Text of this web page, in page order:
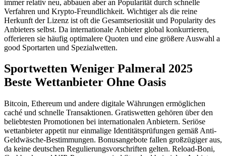
immer relativ neu, abbauen aber an Popularität durch schnelle
Verfahren und Krypto-Freundlichkeit. Wichtiger als die reine
Herkunft der Lizenz ist oft die Gesamtseriosität und Popularity des
Anbieters selbst. Da internationale Anbieter global konkurrieren,
offerieren sie häufig optimalere Quoten und eine größere Auswahl a
good Sportarten und Spezialwetten.
Sportwetten Weniger Palmeral 2025
Beste Wettanbieter Ohne Oasis
Bitcoin, Ethereum und andere digitale Währungen ermöglichen
caché und schnelle Transaktionen. Gratiswetten gehören über den
beliebtesten Promotionen bei internationalen Anbietern. Seriöse
wettanbieter appetit nur einmalige Identitätsprüfungen gemäß Anti-
Geldwäsche-Bestimmungen. Bonusangebote fallen großzügiger aus,
da keine deutschen Regulierungsvorschriften gelten. Reload-Boni,